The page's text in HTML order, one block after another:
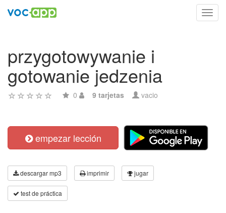
przygotowywanie i
gotowanie jedzenia
0 9 tarjetas vacio
empezar lección
descargar mp3 imprimir jugar
test de práctica